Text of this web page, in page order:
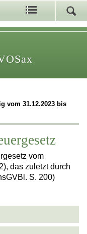
vom 31.12.2023 bis
vom
das zuletzt durch
S. 200)